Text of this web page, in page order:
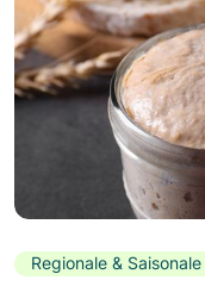
Regionale &